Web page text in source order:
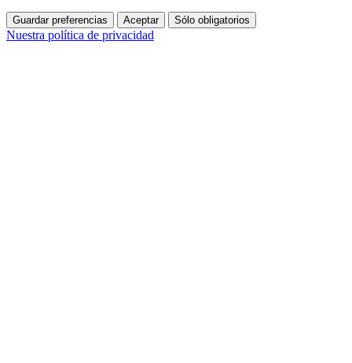
Guardar preferencias Aceptar Sólo obligatorios
Nuestra política de privacidad